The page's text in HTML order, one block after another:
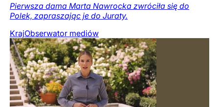
Pierwsza dama Marta Nawrocka zwróciła się do
Polek, zapraszając je do Juraty.
KrajObserwator mediów